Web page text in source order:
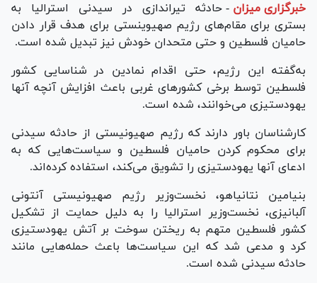
خبرگزاری میزان - حادثه تیراندازی در سیدنی استرالیا به
بستری برای مقام‌های رژیم صهیوینستی برای هدف قرار دادن
حامیان فلسطین و حتی متحدان خودش نیز تبدیل شده است.
به‌گفته این رژیم، حتی اقدام نمادین در شناسایی کشور
فلسطین توسط برخی کشور‌های غربی باعث افزایش آنچه آنها
یهودستیزی می‌خوانند، شده است.
کارشناسان باور دارند که رژیم صهیونیستی از حادثه سیدنی
برای محکوم کردن حامیان فلسطین و سیاست‌هایی که به
ادعای آنها یهودستیزی را تشویق می‌کند، استفاده کرده‌اند.
بنیامین نتانیاهو، نخست‌وزیر رژیم صهیونیستی آنتونی
آلبانیزی، نخست‌وزیر استرالیا را به دلیل حمایت از تشکیل
کشور فلسطین متهم به ریختن سوخت بر آتش یهود‌ستیزی
کرد و مدعی شد که این سیاست‌ها باعث حمله‌هایی مانند
حادثه سیدنی شده است.